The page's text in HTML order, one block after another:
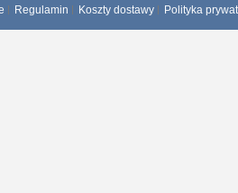
Regulamin Koszty dostawy Polityka